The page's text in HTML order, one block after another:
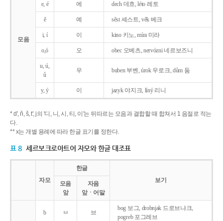
모음
e, é 에 dech 데흐, léto 레토
ě 예 sěst 셰스트, věk 베크
i, í 이 kino 키노, míra 미라
o,ó 오 obec 오베츠, nervózni 네르보즈니
u, ú,
ů
우 buben 부벤, úrok 우로크, dům 둠
y, ý 이 jazyk야지크, líný 리니
* d', ň, š, t', j의 '디, 니, 시, 티, 이'는 뒤따르는 모음과 결합할 때 합쳐서 1 음절로 적는
다.
** x는 개별 용례에 따라 한글 표기를 정한다.
표 8 세르보크로아트어 자모와 한글 대조표
자모
한글
보기
모음
앞
자음
앞ㆍ어말
b ㅂ 브
bog 보그, drobnjak 드로브냐크,
pogreb 포그레브